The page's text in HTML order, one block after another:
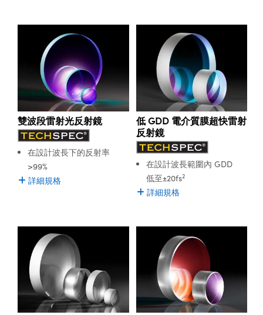
雙波段雷射光反射鏡
在設計波長下的反射率
>99%
詳細規格
低 GDD 電介質膜超快雷射
反射鏡
在設計波長範圍內 GDD
低至±20fs2
詳細規格